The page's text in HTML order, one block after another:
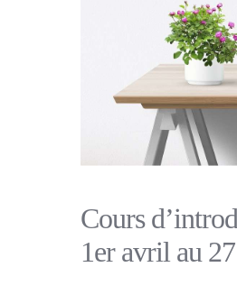
Cours
1er avril au